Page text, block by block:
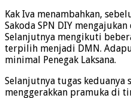
Kak Iva menambahkan,
Sakoda SPN DIY mengajukan
Selanjutnya mengikuti
terpilih menjadi DMN.
minimal Penegak Laksana.
Selanjutnya tugas keduanya
menggerakkan pramuka di